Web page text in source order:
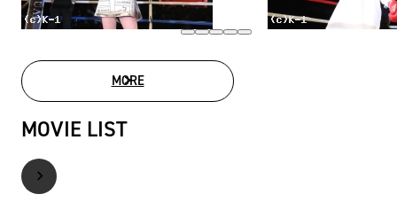
MOREPHOTO GALLERY
MOVIE LIST